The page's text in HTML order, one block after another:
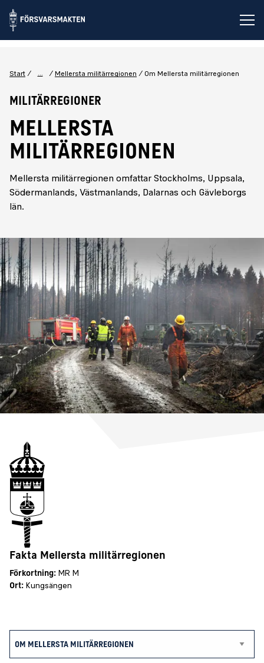
Start ... Mellersta militärregionen Om Mellersta militärregionen
Militärregioner
MELLERSTA
MILITÄRREGIONEN
Mellersta militärregionen omfattar Stockholms, Uppsala,
Södermanlands, Västmanlands, Dalarnas och Gävleborgs
län.
Fakta Mellersta militärregionen
Förkortning: MR M
Ort: Kungsängen